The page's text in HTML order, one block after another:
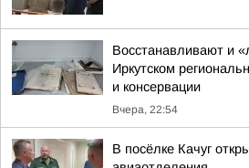
Восстанавливают и
Иркутском
и консервации
Вчера, 22:54
В посёлке Качуг